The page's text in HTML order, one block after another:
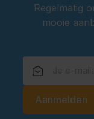
Regelmatig
mooie
Aanmelden